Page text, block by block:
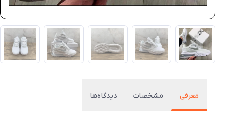
معرفی مشخصات دیدگاه‌ها